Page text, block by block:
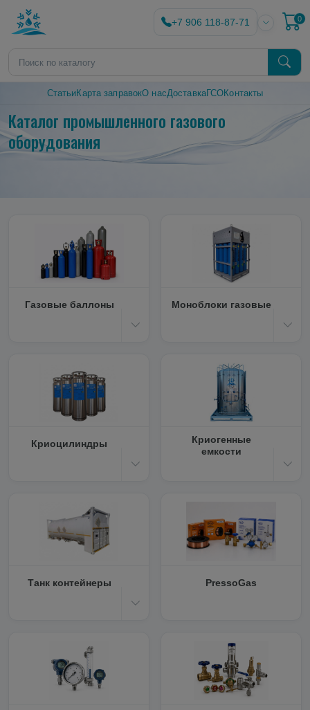
+7 906 118-87-71 0
СтатьиКарта заправокО насДоставкаГСОКонтакты
Каталог промышленного газового
оборудования
Газовые баллоны Моноблоки газовые
Криоцилиндры
Криогенные
емкости
Танк контейнеры PressoGas